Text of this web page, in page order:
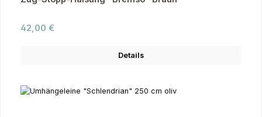
Regulärer Preis:
42,00 €
Details